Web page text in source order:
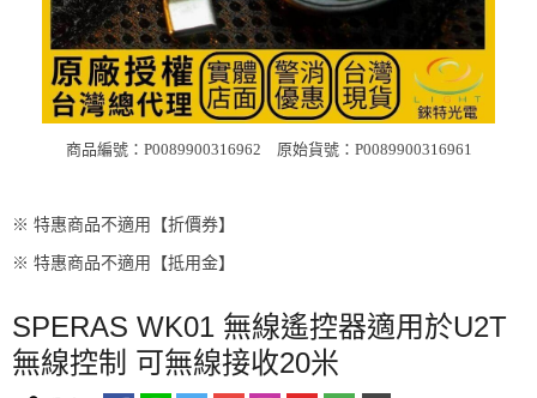
商品編號：P0089900316962 原始貨號：P0089900316961
※ 特惠商品不適用【折價券】
※ 特惠商品不適用【抵用金】
SPERAS WK01 無線遙控器適用於U2T
無線控制 可無線接收20米